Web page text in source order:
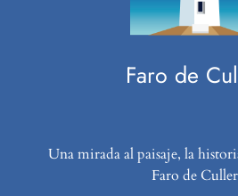
Faro de
Una mirada al paisaje, la
Faro de